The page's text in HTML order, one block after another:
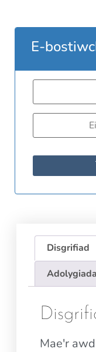
E-
Disgrifiad
Mae'r